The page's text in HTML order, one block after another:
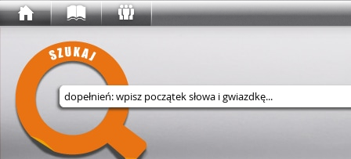
Wyszukaj w serwisie